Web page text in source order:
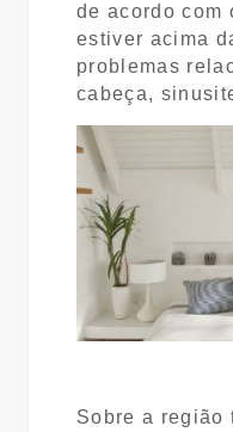
de acordo com
estiver acima
problemas
cabeça,
Sobre a região